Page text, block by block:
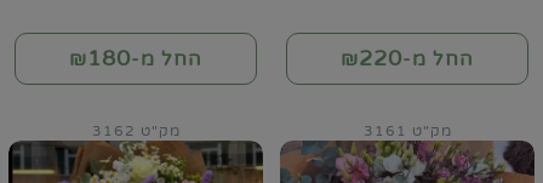
החל מ-₪220 החל מ-₪180
מק"ט 3161 מק"ט 3162